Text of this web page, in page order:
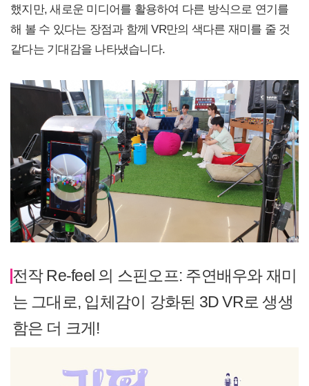
했지만, 새로운 미디어를 활용하여 다른 방식으로 연기를
해 볼 수 있다는 장점과 함께 VR만의 색다른 재미를 줄 것
같다는 기대감을 나타냈습니다.
전작 Re-feel 의 스핀오프: 주연배우와 재미
는 그대로, 입체감이 강화된 3D VR로 생생
함은 더 크게!